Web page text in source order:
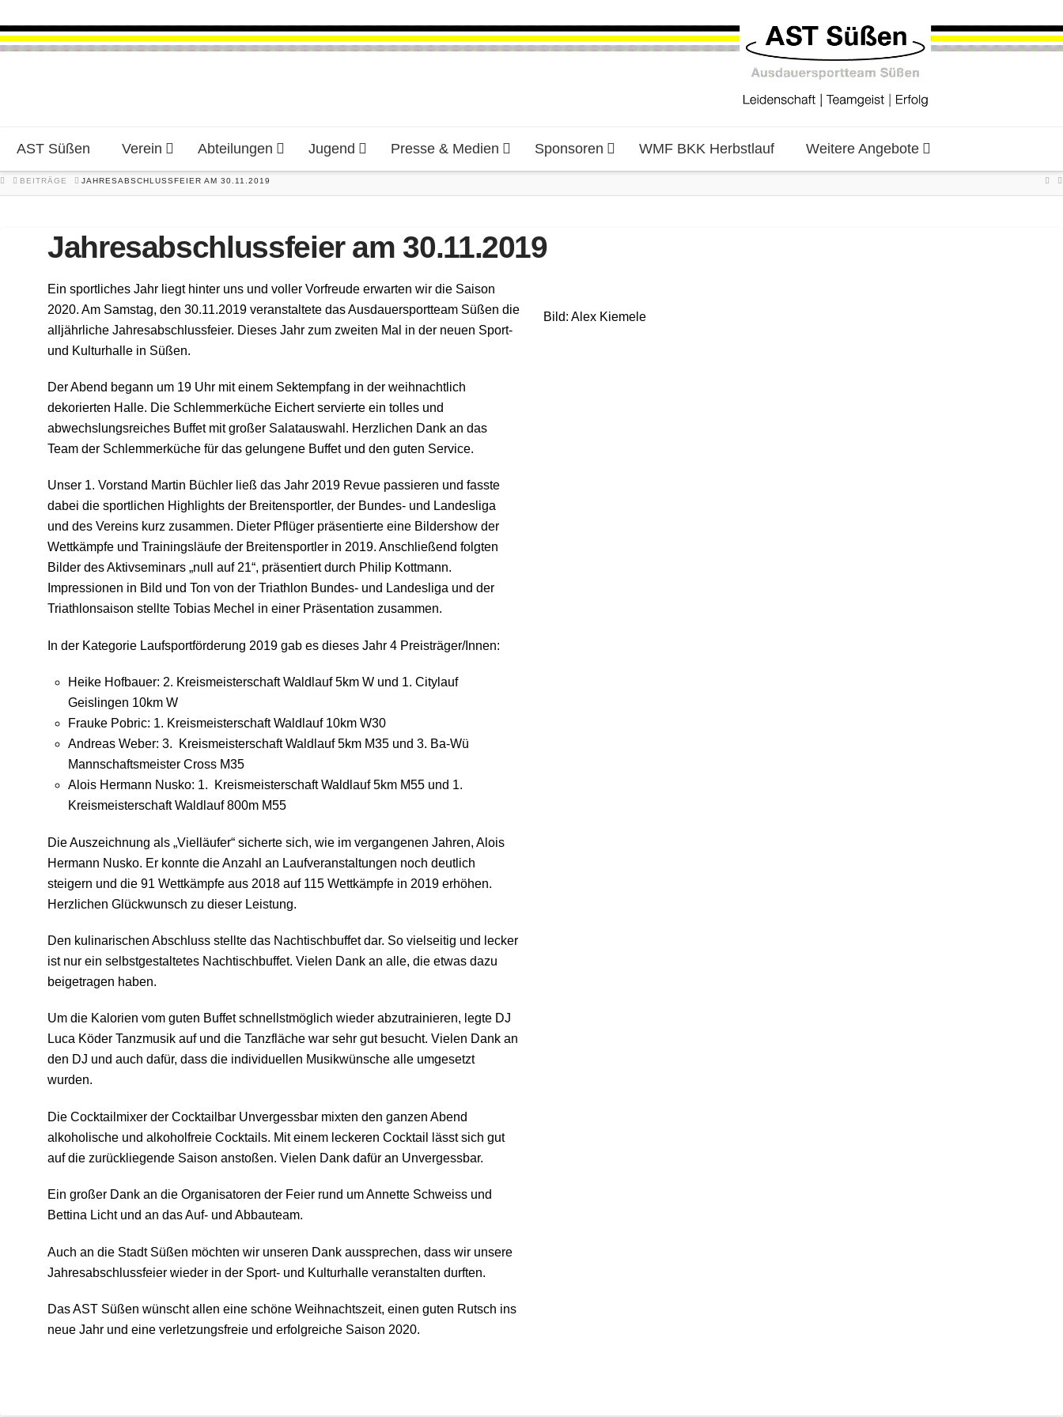
AST Süßen Verein Abteilungen Jugend Presse & Medien Sponsoren WMF BKK Herbstlauf Weitere Angebote
HOMEBEITRÄGE JAHRESABSCHLUSSFEIER AM 30.11.2019
Jahresabschlussfeier am 30.11.2019
Ein sportliches Jahr liegt hinter uns und voller Vorfreude erwarten wir die Saison
2020. Am Samstag, den 30.11.2019 veranstaltete das Ausdauersportteam Süßen die
alljährliche Jahresabschlussfeier. Dieses Jahr zum zweiten Mal in der neuen Sport-
und Kulturhalle in Süßen.
Der Abend begann um 19 Uhr mit einem Sektempfang in der weihnachtlich
dekorierten Halle. Die Schlemmerküche Eichert servierte ein tolles und
abwechslungsreiches Buffet mit großer Salatauswahl. Herzlichen Dank an das
Team der Schlemmerküche für das gelungene Buffet und den guten Service.
Unser 1. Vorstand Martin Büchler ließ das Jahr 2019 Revue passieren und fasste
dabei die sportlichen Highlights der Breitensportler, der Bundes- und Landesliga
und des Vereins kurz zusammen. Dieter Pflüger präsentierte eine Bildershow der
Wettkämpfe und Trainingsläufe der Breitensportler in 2019. Anschließend folgten
Bilder des Aktivseminars „null auf 21“, präsentiert durch Philip Kottmann.
Impressionen in Bild und Ton von der Triathlon Bundes- und Landesliga und der
Triathlonsaison stellte Tobias Mechel in einer Präsentation zusammen.
In der Kategorie Laufsportförderung 2019 gab es dieses Jahr 4 Preisträger/Innen:
Heike Hofbauer: 2. Kreismeisterschaft Waldlauf 5km W und 1. Citylauf
Geislingen 10km W
Frauke Pobric: 1. Kreismeisterschaft Waldlauf 10km W30
Andreas Weber: 3. Kreismeisterschaft Waldlauf 5km M35 und 3. Ba-Wü
Mannschaftsmeister Cross M35
Alois Hermann Nusko: 1. Kreismeisterschaft Waldlauf 5km M55 und 1.
Kreismeisterschaft Waldlauf 800m M55
Die Auszeichnung als „Vielläufer“ sicherte sich, wie im vergangenen Jahren, Alois
Hermann Nusko. Er konnte die Anzahl an Laufveranstaltungen noch deutlich
steigern und die 91 Wettkämpfe aus 2018 auf 115 Wettkämpfe in 2019 erhöhen.
Herzlichen Glückwunsch zu dieser Leistung.
Den kulinarischen Abschluss stellte das Nachtischbuffet dar. So vielseitig und lecker
ist nur ein selbstgestaltetes Nachtischbuffet. Vielen Dank an alle, die etwas dazu
beigetragen haben.
Um die Kalorien vom guten Buffet schnellstmöglich wieder abzutrainieren, legte DJ
Luca Köder Tanzmusik auf und die Tanzfläche war sehr gut besucht. Vielen Dank an
den DJ und auch dafür, dass die individuellen Musikwünsche alle umgesetzt
wurden.
Die Cocktailmixer der Cocktailbar Unvergessbar mixten den ganzen Abend
alkoholische und alkoholfreie Cocktails. Mit einem leckeren Cocktail lässt sich gut
auf die zurückliegende Saison anstoßen. Vielen Dank dafür an Unvergessbar.
Ein großer Dank an die Organisatoren der Feier rund um Annette Schweiss und
Bettina Licht und an das Auf- und Abbauteam.
Auch an die Stadt Süßen möchten wir unseren Dank aussprechen, dass wir unsere
Jahresabschlussfeier wieder in der Sport- und Kulturhalle veranstalten durften.
Das AST Süßen wünscht allen eine schöne Weihnachtszeit, einen guten Rutsch ins
neue Jahr und eine verletzungsfreie und erfolgreiche Saison 2020.
Bild: Alex Kiemele